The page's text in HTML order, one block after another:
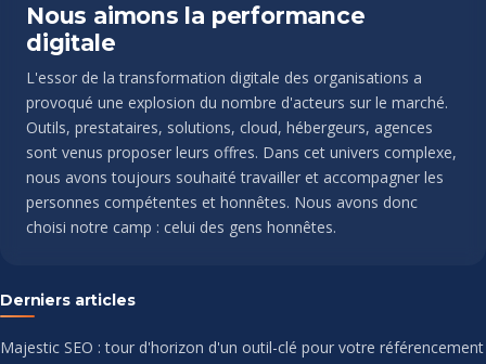
Nous aimons la performance
digitale
L'essor de la transformation digitale des organisations a
provoqué une explosion du nombre d'acteurs sur le marché.
Outils, prestataires, solutions, cloud, hébergeurs, agences
sont venus proposer leurs offres. Dans cet univers complexe,
nous avons toujours souhaité travailler et accompagner les
personnes compétentes et honnêtes. Nous avons donc
choisi notre camp : celui des gens honnêtes.
Derniers articles
Majestic SEO : tour d'horizon d'un outil-clé pour votre référencement